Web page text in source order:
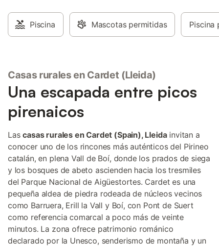
Piscina Mascotas permitidas Piscina
Casas rurales en Cardet (Lleida)
Una escapada entre picos
pirenaicos
Lascasas rurales en Cardet (Spain), Lleidainvitan a
conocer uno de los rincones más auténticos del Pirineo
catalán, en plena Vall de Boí, donde los prados de siega
y los bosques de abeto ascienden hacia los tresmiles
del Parque Nacional de Aigüestortes. Cardet es una
pequeña aldea de piedra rodeada de núcleos vecinos
como Barruera, Erill la Vall y Boí, con Pont de Suert
como referencia comarcal a poco más de veinte
minutos. La zona ofrece patrimonio románico
declarado por la Unesco, senderismo de montaña y un